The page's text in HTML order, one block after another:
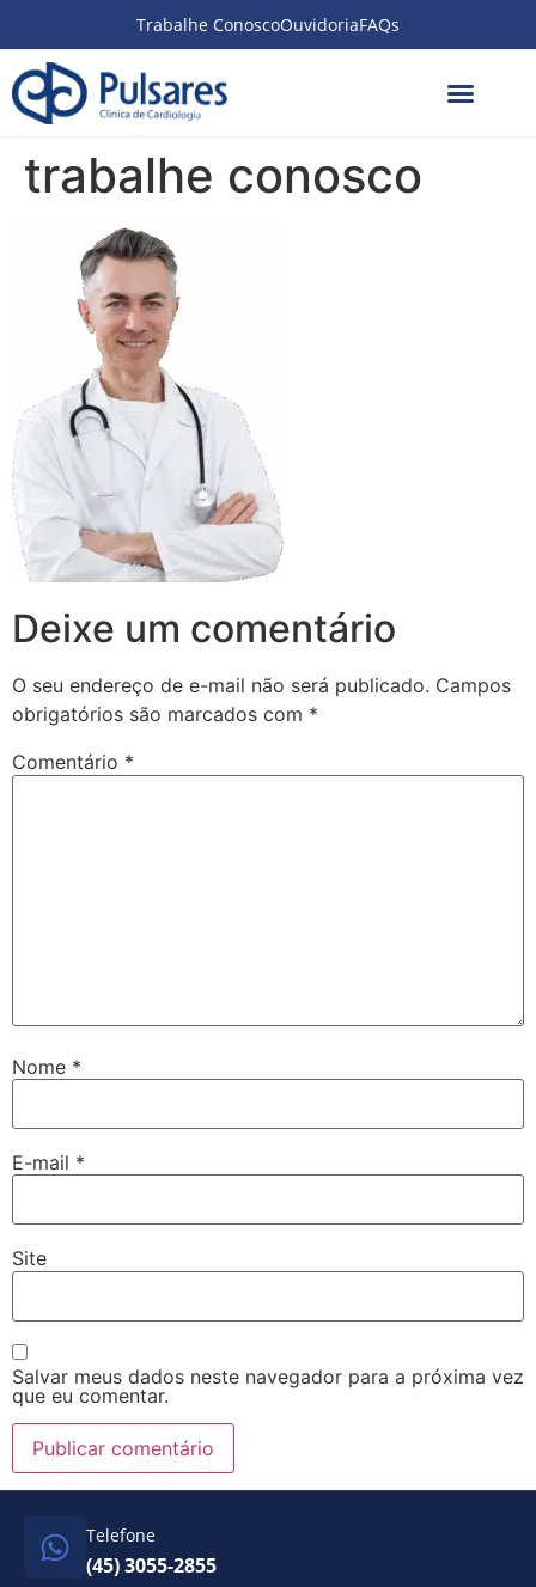
Trabalhe ConoscoOuvidoriaFAQs
trabalhe conosco
Deixe um comentário
O seu endereço de e-mail não será publicado. Campos
obrigatórios são marcados com *
Comentário *
Nome *
E-mail *
Site
Salvar meus dados neste navegador para a próxima vez
que eu comentar.
Telefone
(45) 3055-2855